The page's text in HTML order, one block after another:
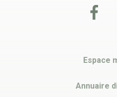
Espace
Annuaire